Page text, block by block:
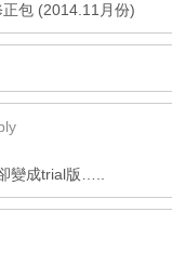
包 (2014.11月份)
變成trial版…..